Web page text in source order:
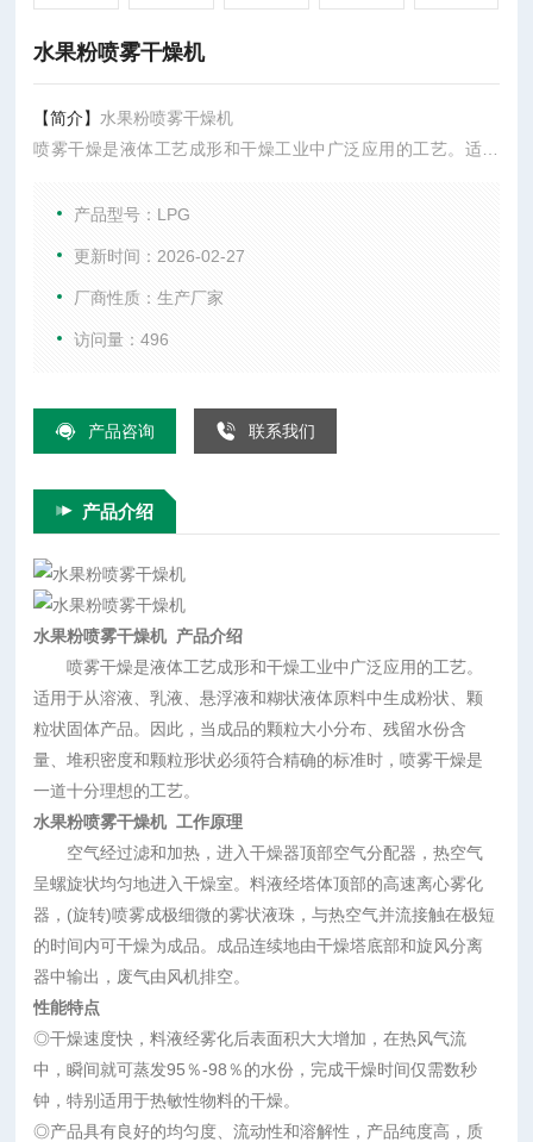
水果粉喷雾干燥机
【简介】 水果粉喷雾干燥机
喷雾干燥是液体工艺成形和干燥工业中广泛应用的工艺。适用
固体产品。因此，当成品的颗粒大小分布、残留水份含量、堆
产品型号：LPG
更新时间：2026-02-27
厂商性质：生产厂家
访问量：496
产品咨询 联系我们
产品介绍
水果粉喷雾干燥机 产品介绍
喷雾干燥是液体工艺成形和干燥工业中广泛应用的工艺。
适用于从溶液、乳液、悬浮液和糊状液体原料中生成粉状、颗
粒状固体产品。因此，当成品的颗粒大小分布、残留水份含
量、堆积密度和颗粒形状必须符合精确的标准时，喷雾干燥是
一道十分理想的工艺。
水果粉喷雾干燥机 工作原理
空气经过滤和加热，进入干燥器顶部空气分配器，热空气
呈螺旋状均匀地进入干燥室。料液经塔体顶部的高速离心雾化
器，(旋转)喷雾成极细微的雾状液珠，与热空气并流接触在极短
的时间内可干燥为成品。成品连续地由干燥塔底部和旋风分离
器中输出，废气由风机排空。
性能特点
◎干燥速度快，料液经雾化后表面积大大增加，在热风气流
中，瞬间就可蒸发95％-98％的水份，完成干燥时间仅需数秒
钟，特别适用于热敏性物料的干燥。
◎产品具有良好的均匀度、流动性和溶解性，产品纯度高，质